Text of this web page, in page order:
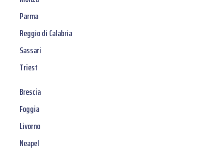
Parma
Reggio di Calabria
Sassari
Triest
Brescia
Foggia
Livorno
Neapel